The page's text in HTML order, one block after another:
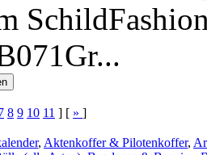
8 9 10 11 ] [ » ]
, Aktenkoffer & Pilotenkoffer,